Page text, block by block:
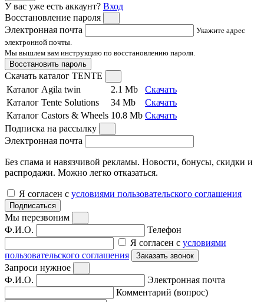
У вас уже есть аккаунт? Вход
Восстановление пароля
Электронная почта
Укажите адрес
электронной почты.
Мы вышлем вам инструкцию по восстановлению пароля.
Восстановить пароль
Скачать каталог TENTE
Каталог Agila twin
2.1 Mb
Скачать
Каталог Tente Solutions
34 Mb
Скачать
Каталог Castors & Wheels 10.8 Mb Скачать
Подписка на рассылку
Электронная почта
Без спама и навязчивой рекламы. Новости, бонусы, скидки и
распродажи. Можно легко отказаться.
Я согласен с условиями пользовательского соглашения
Подписаться
Мы перезвоним
Ф.И.О.
Телефон
Я согласен с условиями
пользовательского соглашения
Заказать звонок
Запроси нужное
Ф.И.О.
Электронная почта
Комментарий (вопрос)